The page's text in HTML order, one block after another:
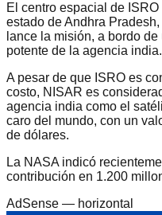
El centro espacial de
estado de Andhra
lance la misión, a bordo
potente de la agencia india.
A pesar de que ISRO es
costo, NISAR es
agencia india como el
caro del mundo, con un
de dólares.
La NASA indicó
contribución en 1.200
AdSense — horizontal